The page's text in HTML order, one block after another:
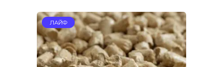
ЛАЙФ